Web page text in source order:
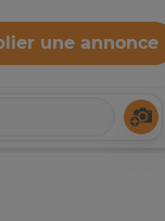
une annonce